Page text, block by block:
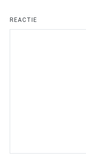
REACTIE